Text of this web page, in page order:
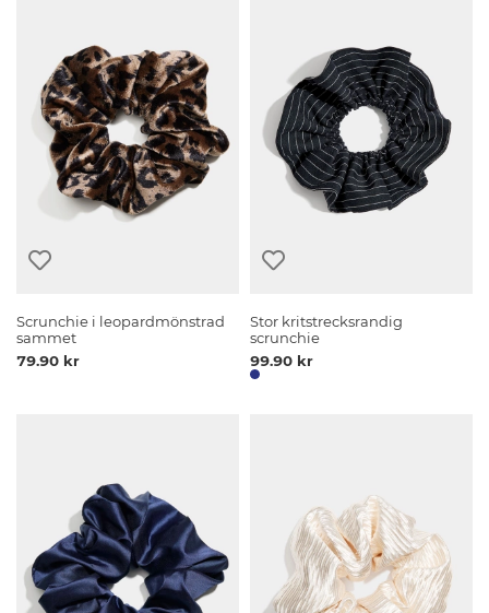
Scrunchie i leopardmönstrad
sammet
79.90 kr
Stor kritstrecksrandig
scrunchie
99.90 kr